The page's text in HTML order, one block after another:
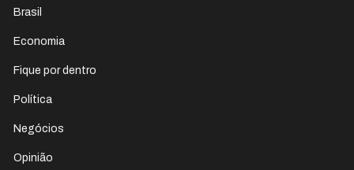
Brasil
Economia
Fique por dentro
Política
Negócios
Opinião